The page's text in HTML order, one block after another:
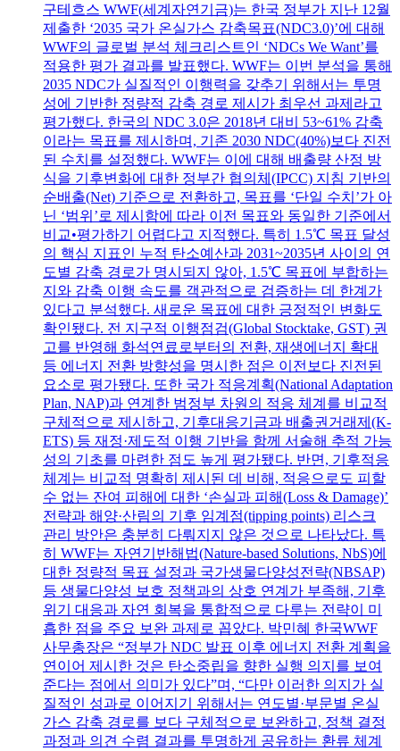
구테흐스 WWF(세계자연기금)는 한국 정부가 지난 12월
제출한 ‘2035 국가 온실가스 감축목표(NDC3.0)’에 대해
WWF의 글로벌 분석 체크리스트인 ‘NDCs We Want’를
적용한 평가 결과를 발표했다. WWF는 이번 분석을 통해
2035 NDC가 실질적인 이행력을 갖추기 위해서는 투명
성에 기반한 정량적 감축 경로 제시가 최우선 과제라고
평가했다. 한국의 NDC 3.0은 2018년 대비 53~61% 감축
이라는 목표를 제시하며, 기존 2030 NDC(40%)보다 진전
된 수치를 설정했다. WWF는 이에 대해 배출량 산정 방
식을 기후변화에 대한 정부간 협의체(IPCC) 지침 기반의
순배출(Net) 기준으로 전환하고, 목표를 ‘단일 수치’가 아
닌 ‘범위’로 제시함에 따라 이전 목표와 동일한 기준에서
비교•평가하기 어렵다고 지적했다. 특히 1.5℃ 목표 달성
의 핵심 지표인 누적 탄소예산과 2031~2035년 사이의 연
도별 감축 경로가 명시되지 않아, 1.5℃ 목표에 부합하는
지와 감축 이행 속도를 객관적으로 검증하는 데 한계가
있다고 분석했다. 새로운 목표에 대한 긍정적인 변화도
확인됐다. 전 지구적 이행점검(Global Stocktake, GST) 권
고를 반영해 화석연료로부터의 전환, 재생에너지 확대
등 에너지 전환 방향성을 명시한 점은 이전보다 진전된
요소로 평가됐다. 또한 국가 적응계획(National Adaptation
Plan, NAP)과 연계한 범정부 차원의 적응 체계를 비교적
구체적으로 제시하고, 기후대응기금과 배출권거래제(K-
ETS) 등 재정·제도적 이행 기반을 함께 서술해 추적 가능
성의 기초를 마련한 점도 높게 평가됐다. 반면, 기후적응
체계는 비교적 명확히 제시된 데 비해, 적응으로도 피할
수 없는 잔여 피해에 대한 ‘손실과 피해(Loss & Damage)’
전략과 해양·산림의 기후 임계점(tipping points) 리스크
관리 방안은 충분히 다뤄지지 않은 것으로 나타났다. 특
히 WWF는 자연기반해법(Nature-based Solutions, NbS)에
대한 정량적 목표 설정과 국가생물다양성전략(NBSAP)
등 생물다양성 보호 정책과의 상호 연계가 부족해, 기후
위기 대응과 자연 회복을 통합적으로 다루는 전략이 미
흡한 점을 주요 보완 과제로 꼽았다. 박민혜 한국WWF
사무총장은 “정부가 NDC 발표 이후 에너지 전환 계획을
연이어 제시한 것은 탄소중립을 향한 실행 의지를 보여
준다는 점에서 의미가 있다”며, “다만 이러한 의지가 실
질적인 성과로 이어지기 위해서는 연도별·부문별 온실
가스 감축 경로를 보다 구체적으로 보완하고, 정책 결정
과정과 의견 수렴 결과를 투명하게 공유하는 환류 체계